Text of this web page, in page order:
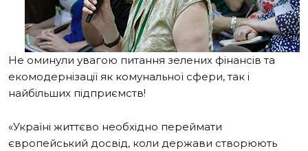
Не оминули увагою питання зелених фінансів та
екомодернізації як комунальної сфери, так і
найбільших підприємств!
«Україні життєво необхідно переймати
європейський досвід, коли держави створюють